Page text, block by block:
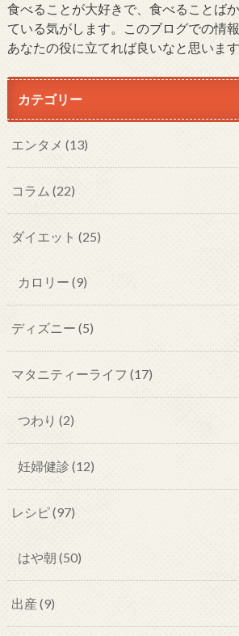
食べることが大好きで、食べることば
ている気がします。このブログでの情
あなたの役に立てれば良いなと思います
カテゴリー
エンタメ (13)
コラム (22)
ダイエット (25)
カロリー (9)
ディズニー (5)
マタニティーライフ (17)
つわり (2)
妊婦健診 (12)
レシピ(97)
はや朝 (50)
出産 (9)